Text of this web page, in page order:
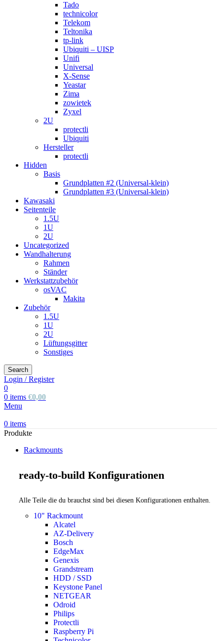
Tado
technicolor
Telekom
Teltonika
tp-link
Ubiquiti – UISP
Unifi
Universal
X-Sense
Yeastar
Zima
zowietek
Zyxel
2U
protectli
Ubiquiti
Hersteller
protectli
Hidden
Basis
Grundplatten #2 (Universal-klein)
Grundplatten #3 (Universal-klein)
Kawasaki
Seitenteile
1.5U
1U
2U
Uncategorized
Wandhalterung
Rahmen
Ständer
Werkstattzubehör
osVAC
Makita
Zubehör
1.5U
1U
2U
Lüftungsgitter
Sonstiges
Search
Login / Register
0
0 items €0,00
Menu
0 items
Produkte
Rackmounts
ready-to-build Konfigurationen
Alle Teile die du brauchst sind bei diesen Konfigurationen enthalten.
10" Rackmount
Alcatel
AZ-Delivery
Bosch
EdgeMax
Genexis
Grandstream
HDD / SSD
Keystone Panel
NETGEAR
Odroid
Philips
Protectli
Raspberry Pi